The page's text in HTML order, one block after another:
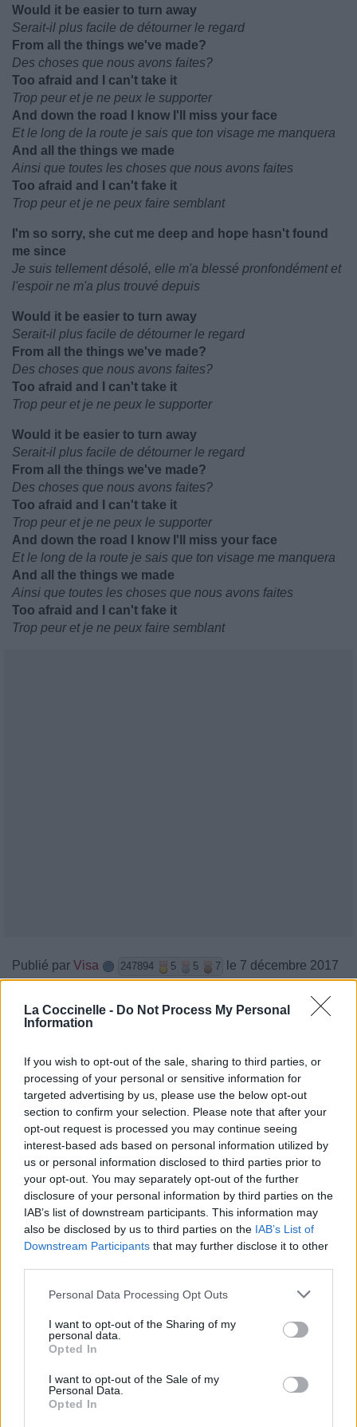
La Coccinelle - Do Not Process My Personal
Information
If you wish to opt-out of the sale, sharing to third parties, or
processing of your personal or sensitive information for
targeted advertising by us, please use the below opt-out
section to confirm your selection. Please note that after your
opt-out request is processed you may continue seeing
interest-based ads based on personal information utilized by
us or personal information disclosed to third parties prior to
your opt-out. You may separately opt-out of the further
disclosure of your personal information by third parties on the
IAB’s list of downstream participants. This information may
also be disclosed by us to third parties on the IAB’s List of
Downstream Participants that may further disclose it to other
Personal Data Processing Opt Outs
I want to opt-out of the Sharing of my
personal data.
Opted In
I want to opt-out of the Sale of my
Personal Data.
Opted In
Would it be easier to turn away
Serait-il plus facile de détourner le regard
From all the things we've made?
Des choses que nous avons faites?
Too afraid and I can't take it
Trop peur et je ne peux le supporter
And down the road I know I'll miss your face
Et le long de la route je sais que ton visage me manquera
And all the things we made
Ainsi que toutes les choses que nous avons faites
Too afraid and I can't fake it
Trop peur et je ne peux faire semblant
I'm so sorry, she cut me deep and hope hasn't found
me since
Je suis tellement désolé, elle m'a blessé pronfondément et
l'espoir ne m'a plus trouvé depuis
Would it be easier to turn away
Serait-il plus facile de détourner le regard
From all the things we've made?
Des choses que nous avons faites?
Too afraid and I can't take it
Trop peur et je ne peux le supporter
Would it be easier to turn away
Serait-il plus facile de détourner le regard
From all the things we've made?
Des choses que nous avons faites?
Too afraid and I can't take it
Trop peur et je ne peux le supporter
And down the road I know I'll miss your face
Et le long de la route je sais que ton visage me manquera
And all the things we made
Ainsi que toutes les choses que nous avons faites
Too afraid and I can't fake it
Trop peur et je ne peux faire semblant
Publié par Visa 247894 5 5 7
le 7 décembre 2017
à 9h53.
Chanteurs : Too Close to Touch
⇑
Paroles + Traduction Téléchargement
Vidéos
Commentaires
Pour prolonger le plaisir musical :
Vous aimez chanter, apprenez la guitare chez
Télécharger légalement les MP3 sur
Trouver des vinyles et des CD sur
Trouver un instrument de musique ou une partition au
meilleur prix sur
Paroles + Traduction